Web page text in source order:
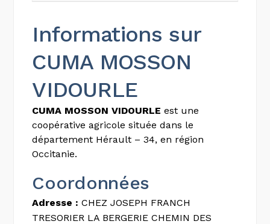
Informations sur
CUMA MOSSON
VIDOURLE
CUMA MOSSON VIDOURLE est une
coopérative agricole située dans le
département Hérault – 34, en région
Occitanie.
Coordonnées
Adresse : CHEZ JOSEPH FRANCH
TRESORIER LA BERGERIE CHEMIN DES